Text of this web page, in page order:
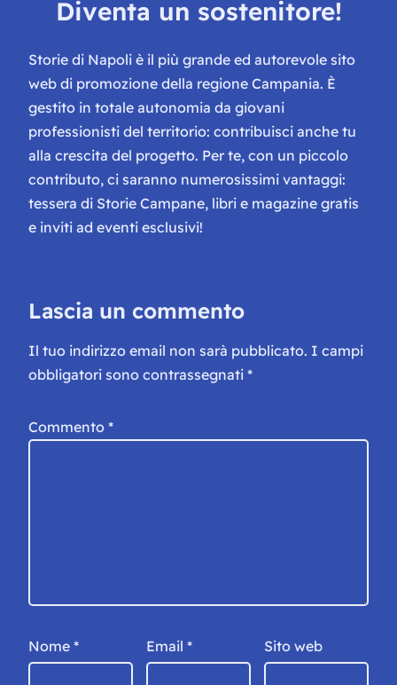
Diventa un sostenitore!
Storie di Napoli è il più grande ed autorevole sito
web di promozione della regione Campania. È
gestito in totale autonomia da giovani
professionisti del territorio: contribuisci anche tu
alla crescita del progetto. Per te, con un piccolo
contributo, ci saranno numerosissimi vantaggi:
tessera di Storie Campane, libri e magazine gratis
e inviti ad eventi esclusivi!
Lascia un commento
Il tuo indirizzo email non sarà pubblicato. I campi
obbligatori sono contrassegnati *
Commento *
Nome * Email * Sito web